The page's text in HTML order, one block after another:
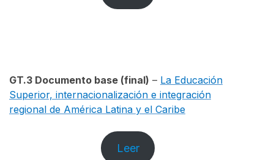
GT.3 Documento base (final) – La Educación
Superior, internacionalización e integración
regional de América Latina y el Caribe
Leer